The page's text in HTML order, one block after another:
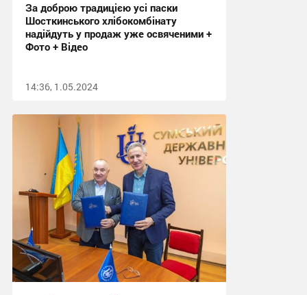
За доброю традицією усі паски
Шосткинського хлібокомбінату
надійдуть у продаж уже освяченими +
Фото + Відео
14:36, 1.05.2024